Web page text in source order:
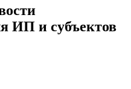
ИП и субъектов